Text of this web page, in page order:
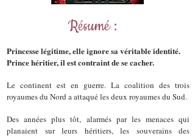
Résumé :
Princesse légitime, elle ignore sa véritable identité.
Prince héritier, il est contraint de se cacher.
Le continent est en guerre. La coalition des trois
royaumes du Nord a attaqué les deux royaumes du Sud.
Des années plus tôt, alarmés par les menaces qui
planaient sur leurs héritiers, les souverains des